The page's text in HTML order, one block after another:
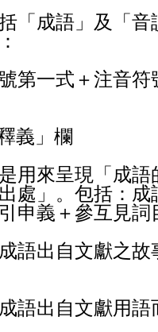
「成語」及「音
第一式＋注音符
義」欄
用來呈現「成語
出處」。包括：
申義＋參互見詞
語出自文獻之故
語出自文獻用語